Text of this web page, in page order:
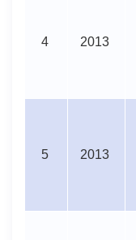
4 2013
5 2013